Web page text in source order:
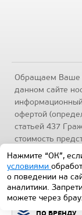
Цена по
Нагрузка
Масса
Оси, шт
Обращаем Ваше
данном сайте
офертой
статьей 437
стоимость
уточняйте по
в разделе
1992-2026 ©
Нажмите “ОК”,
условиями
о поведении на
аналитики.
можете через